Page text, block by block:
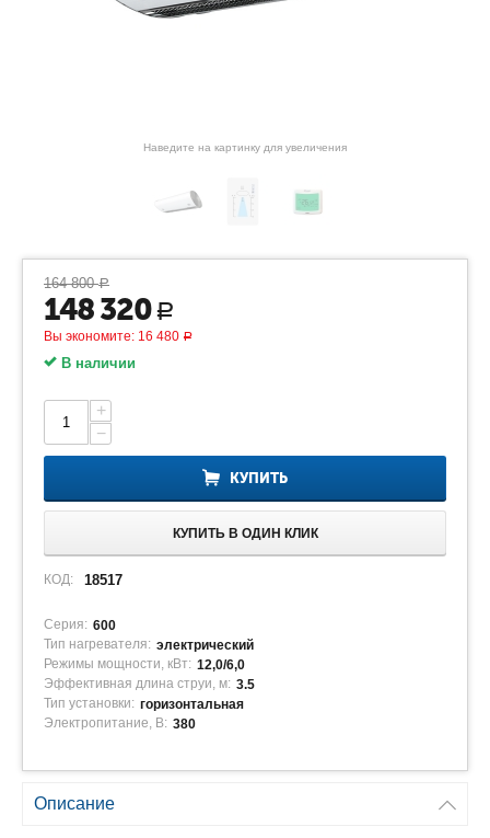
Наведите на картинку для увеличения
164 800 Р
148 320 Р
Вы экономите: 16 480 Р
В наличии
+
−
КУПИТЬ
КУПИТЬ В ОДИН КЛИК
КОД: 18517
Серия: 600
Тип нагревателя: электрический
Режимы мощности, кВт: 12,0/6,0
Эффективная длина струи, м: 3.5
Тип установки: горизонтальная
Электропитание, В: 380
Описание